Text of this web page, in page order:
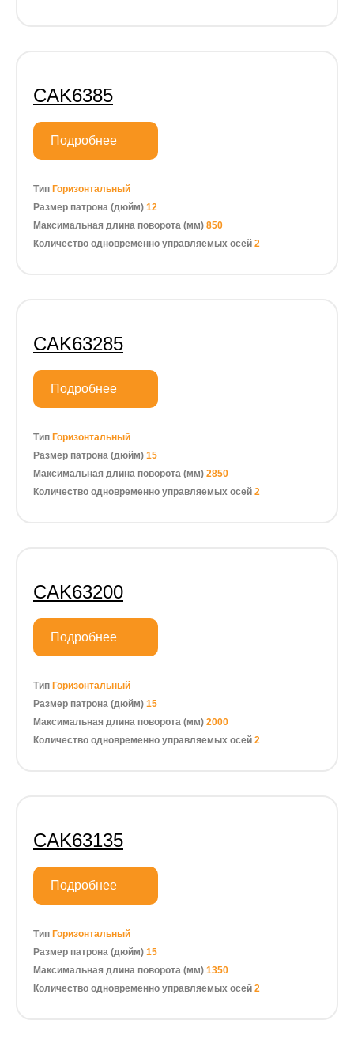
CAK6385
Подробнее
Тип Горизонтальный
Размер патрона (дюйм) 12
Максимальная длина поворота (мм) 850
Количество одновременно управляемых осей 2
CAK63285
Подробнее
Тип Горизонтальный
Размер патрона (дюйм) 15
Максимальная длина поворота (мм) 2850
Количество одновременно управляемых осей 2
CAK63200
Подробнее
Тип Горизонтальный
Размер патрона (дюйм) 15
Максимальная длина поворота (мм) 2000
Количество одновременно управляемых осей 2
CAK63135
Подробнее
Тип Горизонтальный
Размер патрона (дюйм) 15
Максимальная длина поворота (мм) 1350
Количество одновременно управляемых осей 2